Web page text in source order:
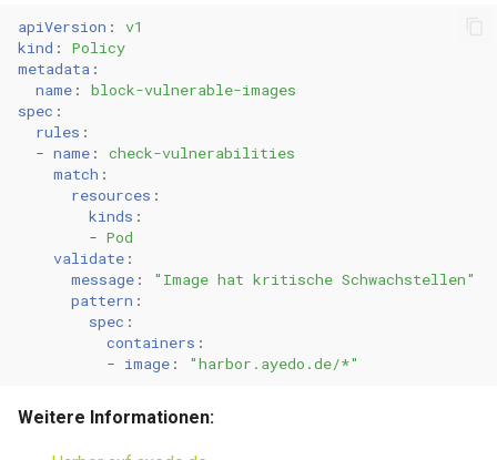
apiVersion :
v1
kind :
Policy
metadata :
name :
block-vulnerable-images
spec :
rules :
- name :
check-vulnerabilities
match :
resources :
kinds :
- Pod
validate :
message : "Image hat kritische Schwachstellen"
pattern :
spec :
containers :
- image : "harbor.ayedo.de/*"
Weitere Informationen: